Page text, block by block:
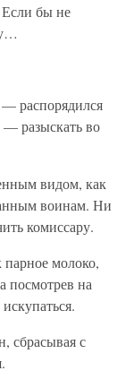
бы не
распорядился
разыскать во
видом, как
воинам. Ни
комиссару.
парное молоко,
посмотрев на
сбрасывая с